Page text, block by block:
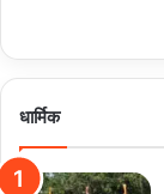
धार्मिक